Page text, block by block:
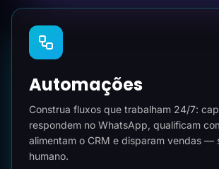
Automações
Construa fluxos que trabalham 24/7:
respondem no WhatsApp, qualificam
alimentam o CRM e disparam vendas —
humano.